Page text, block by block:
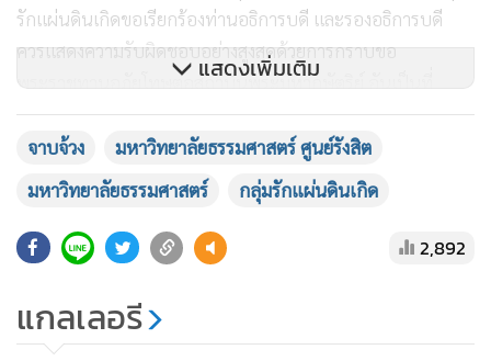
รักแผ่นดินเกิดขอเรียกร้องท่านอธิการบดี และรองอธิการบดี
ควรแสดงความรับผิดชอบอย่างสูงสุดด้วยการกราบขอ
พระราชทานอภัยโทษต่อสถาบันพระมหากษัตริย์ อันเป็นที่
เคารพสักการะของปวงชนชาวไทย และควรลาออกจากตำแหน่ง
อธิการบดี และ รองอธิการบดี มหาวิทยาลัยธรรมศาสตร์ และ
ตำแหน่งในระดับผู้บริหารอื่นใดทั้งหมดของมหาวิยาลัย
ธรรมศาสตร์ เพื่อธำรงไว้ซึ่งวัตถุประสงค์และปณิธานอีก ทั้งรักษา
ชื่อเสียงของมหาวิทยาลัยที่เป็นสถานศึกษาทางราชการและ
วิชาชีพชั้นสูง อันมีวัตถุประสงค์และตามมาตรา 7 ของพระราช
บัญญัติมหาวิทยาลัยธรรมศาสตร์ พ.ศ. 2558 ซึ่งจะต้องเป็นไป
ตามที่ถูกต้องและพึงปรารถนา อีกทั้งมีสำนึกรับผิดขอบต่อสังคม
แสดงเพิ่มเติม
จาบจ้วง
มหาวิทยาลัยธรรมศาสตร์ ศูนย์รังสิต
มหาวิทยาลัยธรรมศาสตร์
กลุ่มรักแผ่นดินเกิด
2,892
แกลเลอรี